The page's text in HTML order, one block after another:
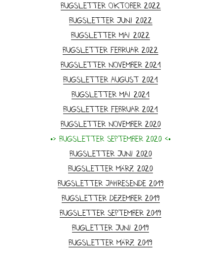
Bugsletter Oktober 2022
Bugsletter Juni 2022
Bugsletter Mai 2022
Bugsletter Februar 2022
Bugsletter November 2021
Bugsletter August 2021
Bugsletter Mai 2021
Bugsletter Februar 2021
Bugsletter November 2020
•> Bugsletter September 2020 <•
Bugsletter Juni 2020
Bugsletter März 2020
Bugsletter Jahresende 2019
Bugsletter Dezember 2019
Bugsletter September 2019
Bugletter Juni 2019
Bugsletter März 2019